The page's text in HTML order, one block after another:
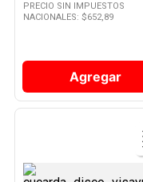
PRECIO SIN IMPUESTOS
NACIONALES: $652,89
Agregar